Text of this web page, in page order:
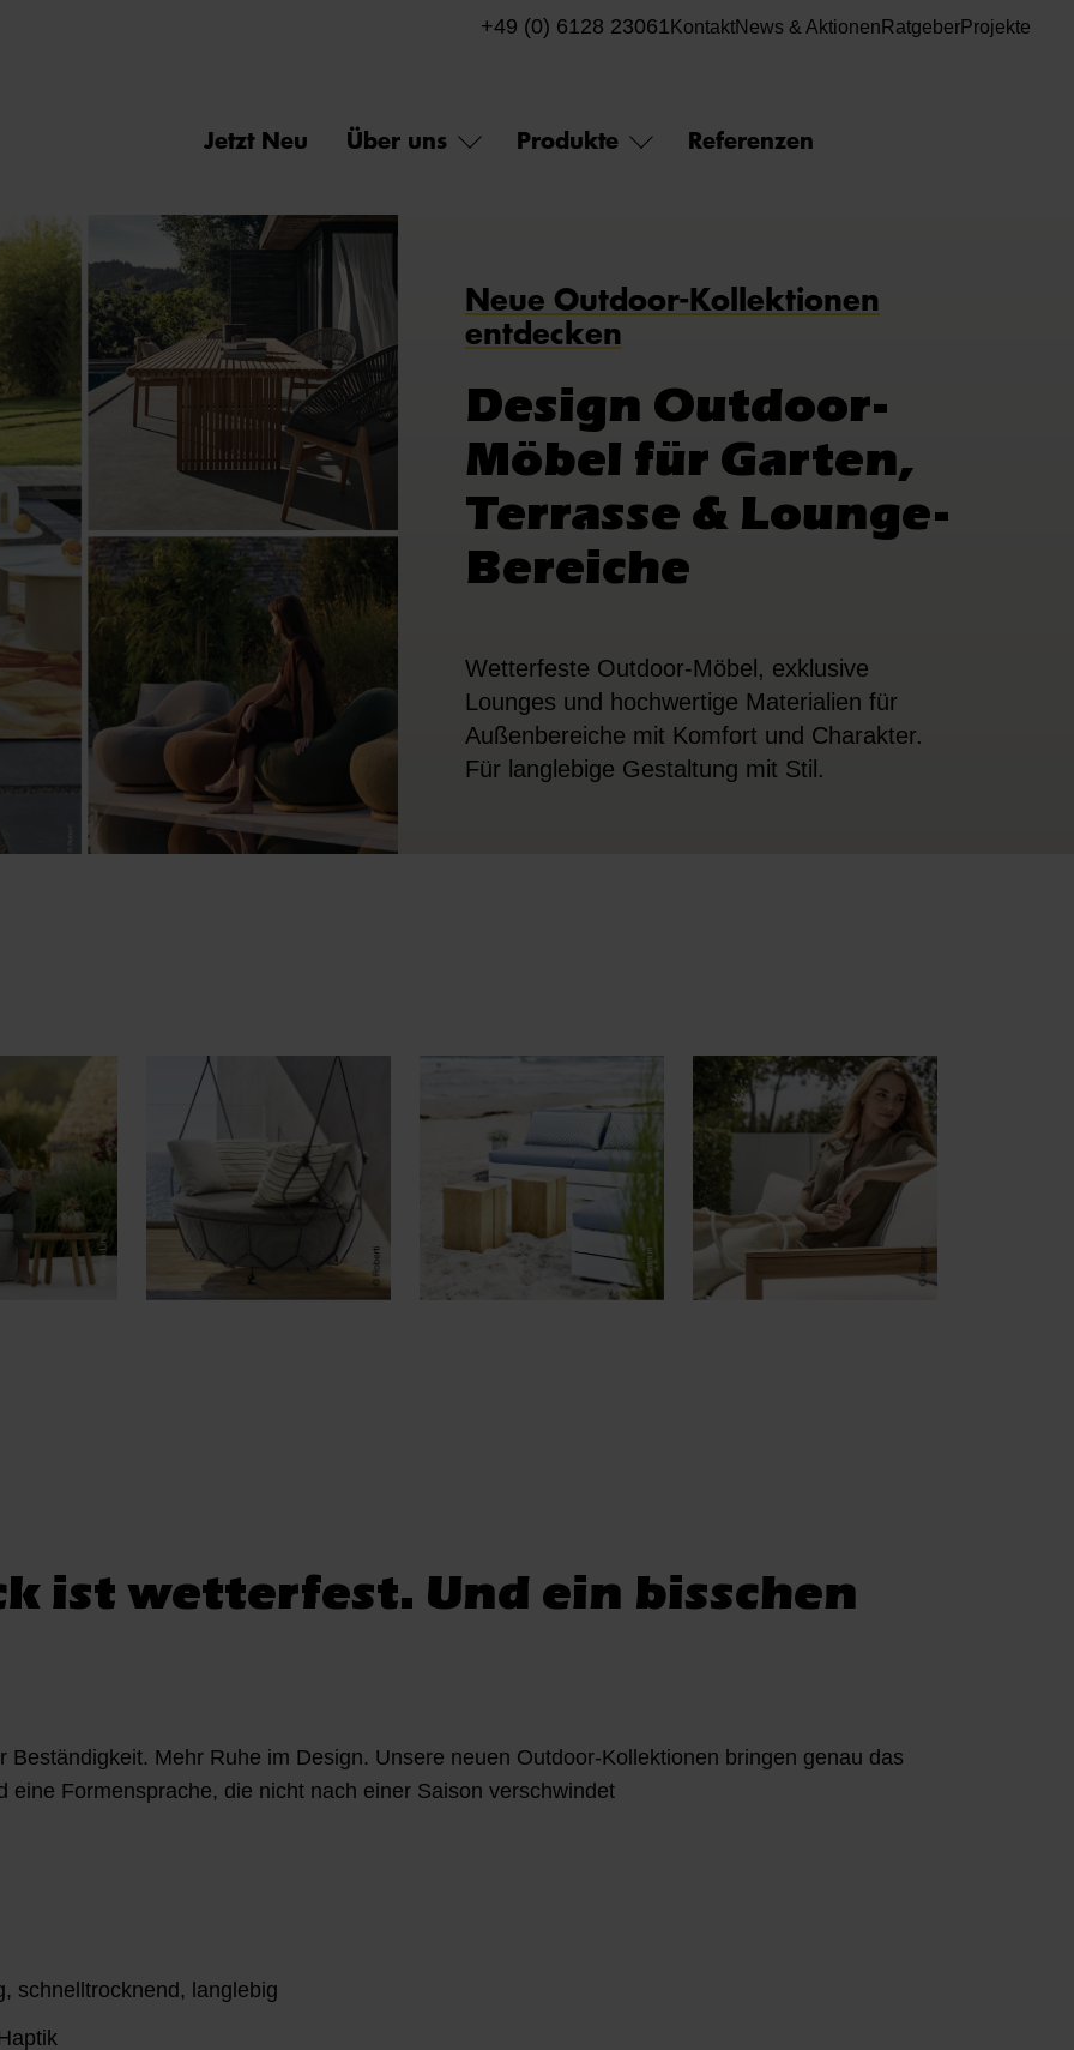
+49 (0) 6128 23061 KontaktNews & Aktionen RatgeberProjekte
Jetzt Neu Über uns Produkte Referenzen
Neue Outdoor-Kollektionen
entdecken
Design Outdoor-
Möbel für Garten,
Terrasse & Lounge-
Bereiche
Wetterfeste Outdoor-Möbel, exklusive
Lounges und hochwertige Materialien für
Außenbereiche mit Komfort und Charakter.
Für langlebige Gestaltung mit Stil.
ist wetterfest. Und ein bisschen
Beständigkeit. Mehr Ruhe im Design. Unsere neuen Outdoor-Kollektionen bringen genau das
eine Formensprache, die nicht nach einer Saison verschwindet
schnelltrocknend, langlebig